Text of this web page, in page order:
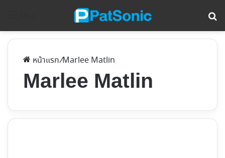
หน้าแรก/Marlee Matlin
Marlee Matlin